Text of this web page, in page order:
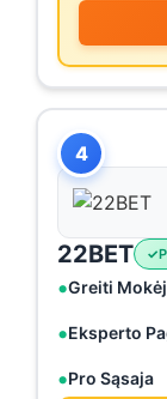
4
22BET
Greiti
Eksperto
Pro Sąsaja